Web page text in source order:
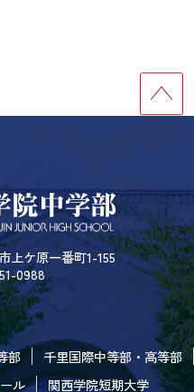
上ケ原一番町1-155
0988
部
千里国際中等部・高等部
ル
関西学院短期大学